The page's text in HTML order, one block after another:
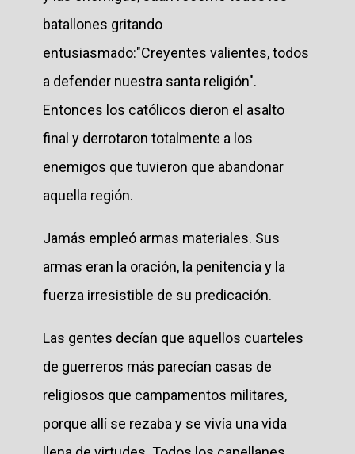
batallones gritando
entusiasmado:"Creyentes valientes, todos
a defender nuestra santa religión".
Entonces los católicos dieron el asalto
final y derrotaron totalmente a los
enemigos que tuvieron que abandonar
aquella región.
Jamás empleó armas materiales. Sus
armas eran la oración, la penitencia y la
fuerza irresistible de su predicación.
Las gentes decían que aquellos cuarteles
de guerreros más parecían casas de
religiosos que campamentos militares,
porque allí se rezaba y se vivía una vida